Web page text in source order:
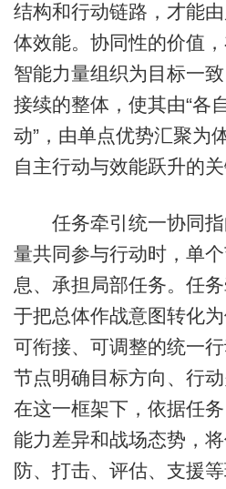
结构和行动链路，才能
体效能。协同性的价值
智能力量组织为目标一
接续的整体，使其由“各
动”，由单点优势汇聚为
自主行动与效能跃升的关
任务牵引统一协同指
量共同参与行动时，单
息、承担局部任务。任
于把总体作战意图转化为
可衔接、可调整的统一
节点明确目标方向、行动
在这一框架下，依据任务
能力差异和战场态势，
防、打击、评估、支援